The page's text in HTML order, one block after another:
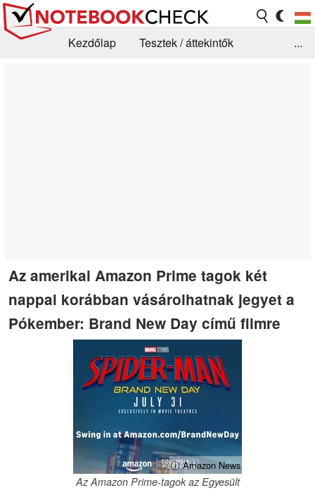
Kezdőlap
Tesztek / áttekintők
...
Az amerikai Amazon Prime tagok két
nappal korábban vásárolhatnak jegyet a
Pókember: Brand New Day című filmre
ⓘ Amazon News
Az Amazon Prime-tagok az Egyesült